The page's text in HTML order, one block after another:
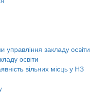
управління закладу освіти
освіти
вільних місць у НЗ